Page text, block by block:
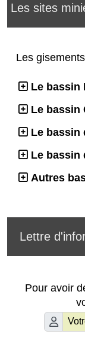
Les sites
Les
Le bassin
Le bassin
Le bassin
Le bassin
Autres
Lettre
Pour avoir